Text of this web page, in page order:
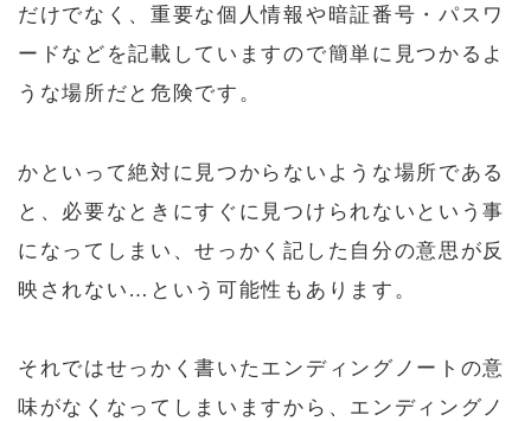
だけでなく、重要な個人情報や暗証番号・パスワ
ードなどを記載していますので簡単に見つかるよ
うな場所だと危険です。
かといって絶対に見つからないような場所である
と、必要なときにすぐに見つけられないという事
になってしまい、せっかく記した自分の意思が反
映されない…という可能性もあります。
それではせっかく書いたエンディングノートの意
味がなくなってしまいますから、エンディングノ